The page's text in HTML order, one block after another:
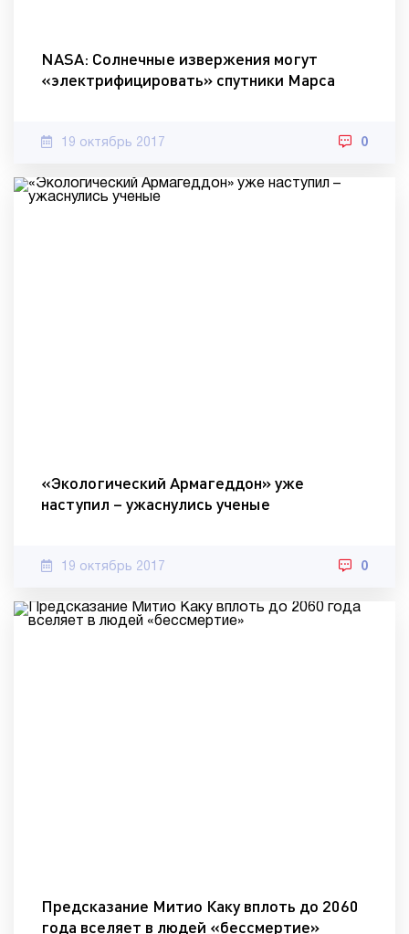
NASA: Солнечные извержения могут
«электрифицировать» спутники Марса
19 октябрь 2017 0
«Экологический Армагеддон» уже
наступил – ужаснулись ученые
19 октябрь 2017 0
Предсказание Митио Каку вплоть до 2060
года вселяет в людей «бессмертие»